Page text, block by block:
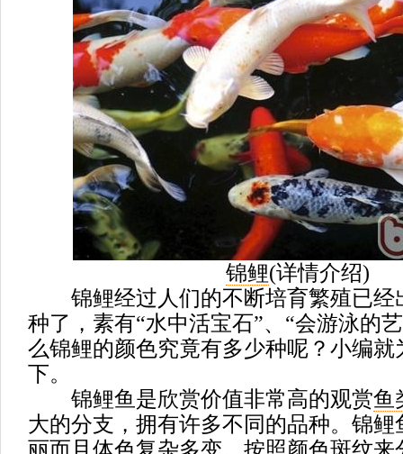
锦鲤(详情介绍)
锦鲤经过人们的不断培育繁殖已经
种了，素有“水中活宝石”、“会游泳的
么锦鲤的颜色究竟有多少种呢？小编就
下。
锦鲤鱼是欣赏价值非常高的观赏鱼
大的分支，拥有许多不同的品种。锦